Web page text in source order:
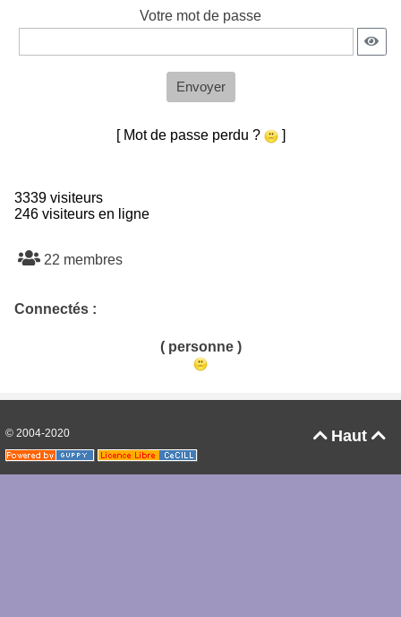
Votre mot de passe
Envoyer
[ Mot de passe perdu ? ]
3339 visiteurs
246 visiteurs en ligne
22 membres
Connectés :
( personne )
Haut 
© 2004-2020